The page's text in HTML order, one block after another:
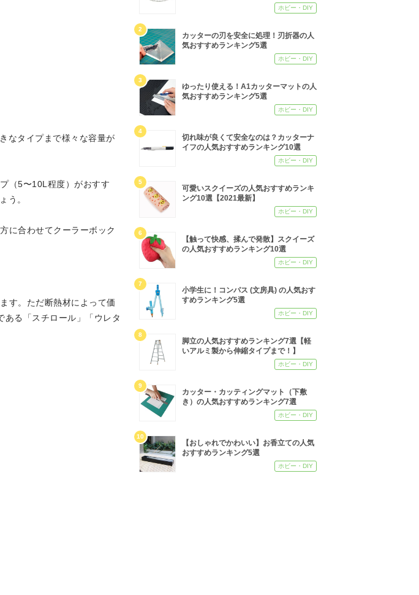
なタイプまで様々な容量が
（5〜10L程度）がおすす
う。
に合わせてクーラーボック
す。ただ断熱材によって価
ある「スチロール」「ウレタ
ホビー・DIY
2
カッターの刃を安全に処理！刃折器の人
気おすすめランキング5選
ホビー・DIY
3
ゆったり使える！A1カッターマットの人
気おすすめランキング5選
ホビー・DIY
4
切れ味が良くて安全なのは？カッターナ
イフの人気おすすめランキング10選
ホビー・DIY
5
可愛いスクイーズの人気おすすめランキ
ング10選【2021最新】
ホビー・DIY
6
【触って快感、揉んで発散】スクイーズ
の人気おすすめランキング10選
ホビー・DIY
7
小学生に！コンパス (文房具) の人気おす
すめランキング5選
ホビー・DIY
8
脚立の人気おすすめランキング7選【軽
いアルミ製から伸縮タイプまで！】
ホビー・DIY
9
カッター・カッティングマット（下敷
き）の人気おすすめランキング7選
ホビー・DIY
10
【おしゃれでかわいい】お香立ての人気
おすすめランキング5選
ホビー・DIY